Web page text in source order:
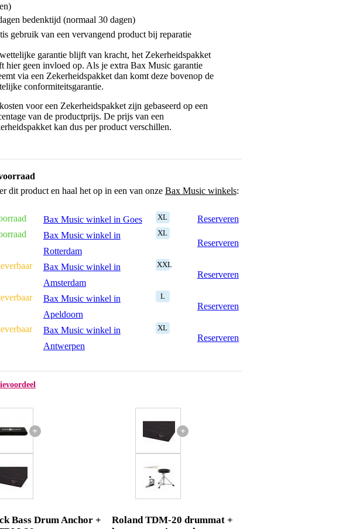
bedenktijd (normaal 30 dagen)
gebruik van een vervangend product bij reparatie
garantie blijft van kracht, het Zekerheidspakket
hier geen invloed op. Als je extra Bax Music garantie
via een Zekerheidspakket dan komt deze bovenop de
conformiteitsgarantie.
voor een Zekerheidspakket zijn gebaseerd op een
van de productprijs. De prijs van een
kan dus per product verschillen.
dit product en haal het op in een van onze Bax Music winkels:
Bax Music winkel in Goes XL
Reserveren
Bax Music winkel in
Rotterdam
XL
Reserveren
Bax Music winkel in
Amsterdam
XXL
Reserveren
Bax Music winkel in
Apeldoorn
L
Reserveren
Bax Music winkel in
Antwerpen
XL
Reserveren
+
Bass Drum Anchor +
+
Roland TDM-20 drummat +